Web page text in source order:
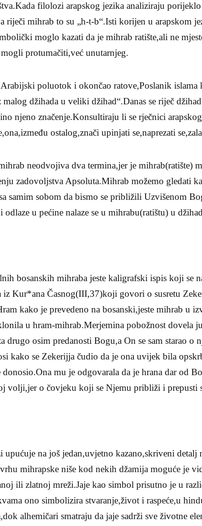
filolozi arapskog jezika analiziraju porijeklo
riječi mihrab to su „h-t-b“.Isti korijen u arapskom
moglo kazati da je mihrab ratište,ali ne
protumačiti,već unutarnjeg.
poluotok i okončao ratove,Poslanik islama
malog džihada u veliki džihad“.Danas se riječ
njeno značenje.Konsultiraju li se rječnici
ostalog,znači upinjati se,naprezati
neodvojiva dva termina,jer je mihrab(ratište)
zadovoljstva Apsoluta.Mihrab možemo gledati
samim sobom da bismo se približili Uzvišenom
u pećine nalaze se u mihrabu(ratištu) u
bosanskih mihraba jeste kaligrafski ispis koji se
iz Kur*ana Časnog(III,37)koji govori o susretu
kako je prevedeno na bosanski,jeste mihrab u
u hram-mihrab.Merjemina pobožnost dovela
drugo osim predanosti Bogu,a On se sam starao o
kako se Zekerijja čudio da je ona uvijek bila
mu je odgovarala da je hrana dar od
volji,jer o čovjeku koji se Njemu približi i prepusti
upućuje na još jedan,uvjetno kazano,skriveni detalj
mihrapske niše kod nekih džamija moguće je
ili zlatnoj mreži.Jaje kao simbol prisutno je u
ono simbolizira stvaranje,život i raspeće,u
alhemičari smatraju da jaje sadrži sve životne